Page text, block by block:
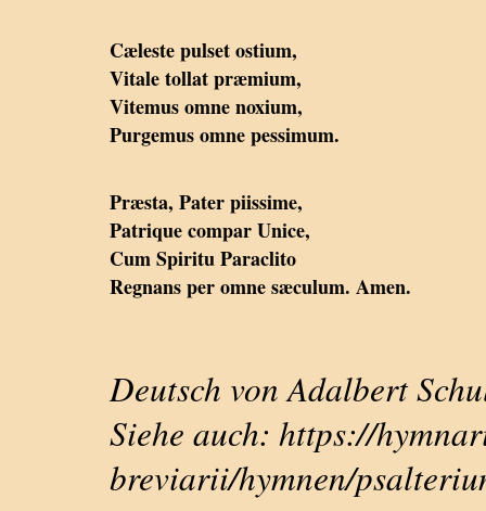
Cæleste pulset ostium,
Vitale tollat præmium,
Vitemus omne noxium,
Purgemus omne pessimum.
Præsta, Pater piissime,
Patrique compar Unice,
Cum Spiritu Paraclito
Regnans per omne sæculum. Amen.
Deutsch von Adalbert
Siehe auch: https://
breviarii/hymnen/